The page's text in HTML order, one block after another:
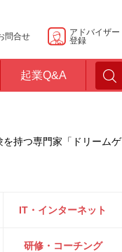
問合せ
アドバイザー
登録
起業Q&A
持つ専門家「ドリームゲ
IT・インターネット
研修・コーチング